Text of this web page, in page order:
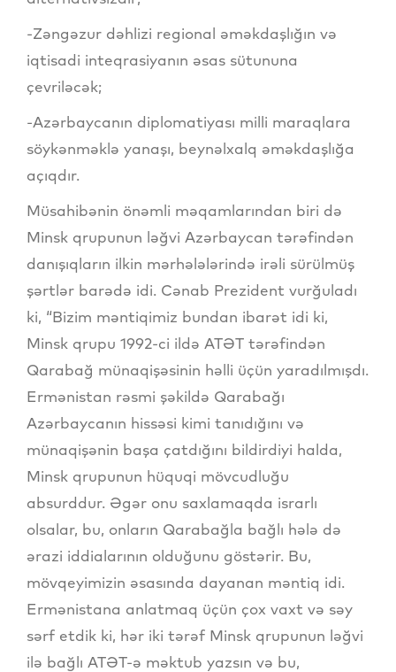
-Zəngəzur dəhlizi regional əməkdaşlığın və
iqtisadi inteqrasiyanın əsas sütununa
çevriləcək;
-Azərbaycanın diplomatiyası milli maraqlara
söykənməklə yanaşı, beynəlxalq əməkdaşlığa
açıqdır.
Müsahibənin önəmli məqamlarından biri də
Minsk qrupunun ləğvi Azərbaycan tərəfindən
danışıqların ilkin mərhələlərində irəli sürülmüş
şərtlər barədə idi. Cənab Prezident vurğuladı
ki, “Bizim məntiqimiz bundan ibarət idi ki,
Minsk qrupu 1992-ci ildə ATƏT tərəfindən
Qarabağ münaqişəsinin həlli üçün yaradılmışdı.
Ermənistan rəsmi şəkildə Qarabağı
Azərbaycanın hissəsi kimi tanıdığını və
münaqişənin başa çatdığını bildirdiyi halda,
Minsk qrupunun hüquqi mövcudluğu
absurddur. Əgər onu saxlamaqda israrlı
olsalar, bu, onların Qarabağla bağlı hələ də
ərazi iddialarının olduğunu göstərir. Bu,
mövqeyimizin əsasında dayanan məntiq idi.
Ermənistana anlatmaq üçün çox vaxt və səy
sərf etdik ki, hər iki tərəf Minsk qrupunun ləğvi
ilə bağlı ATƏT-ə məktub yazsın və bu,